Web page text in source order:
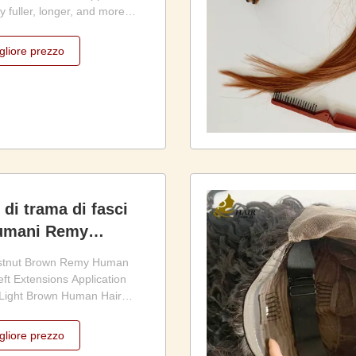
fuller, longer, and more
from carefully selected
cuticles aligned in the
prezzo
di trama di fasci
Remy
Brown Remy Human
Extensions Application
Brown Human Hair
wefts blend naturally with
adding luxurious length,
prezzo